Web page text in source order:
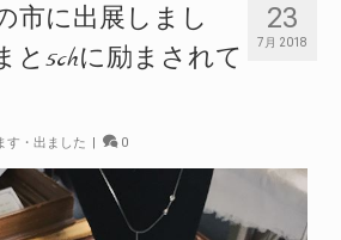
23
7月 2018
市に出展しまし
と5chに励まされて
す・出ました | 0